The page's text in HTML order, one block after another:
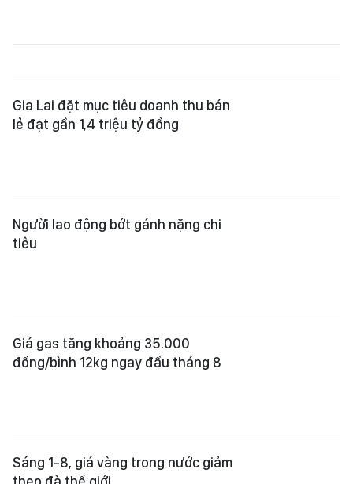
Gia Lai đặt mục tiêu doanh thu bán
lẻ đạt gần 1,4 triệu tỷ đồng
Người lao động bớt gánh nặng chi
tiêu
Giá gas tăng khoảng 35.000
đồng/bình 12kg ngay đầu tháng 8
Sáng 1-8, giá vàng trong nước giảm